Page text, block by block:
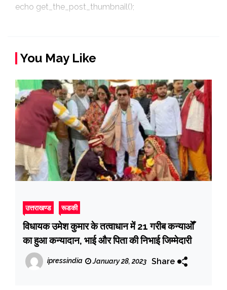
echo get_the_post_thumbnail();
You May Like
उत्तराखण्ड रूडकी
विधायक उमेश कुमार के तत्वाधान में 21 गरीब कन्याओँ
का हुआ कन्यादान, भाई और पिता की निभाई जिम्मेदारी
ipressindia January 28, 2023 Share